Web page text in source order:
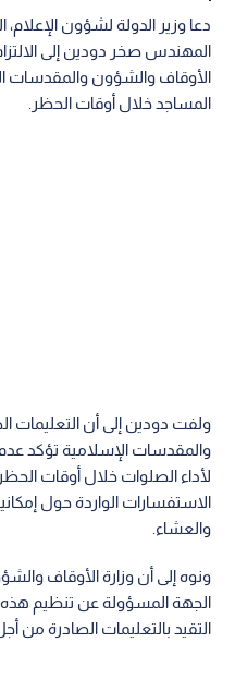
دعا وزير الدولة لشؤون
المهندس صخر دودين إلى
الأوقاف والشؤون والمقدسات
المساجد خلال أوقات الحظر.
ولفت دودين إلى أن التعليمات
والمقدسات الإسلامية تؤكد عدم
لأداء الصلوات خلال أوقات
الاستفسارات الواردة حول
والعشاء.
ونوه إلى أن وزارة الأوقاف
الجهة المسؤولة عن تنظيم هذه
التقيد بالتعليمات الصادرة من